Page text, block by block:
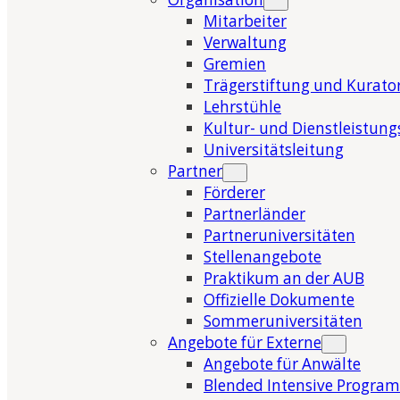
Mitarbeiter
Verwaltung
Gremien
Trägerstiftung und
Lehrstühle
Kultur- und
Universitätsleitung
Partner
Förderer
Partnerländer
Partneruniversitäten
Stellenangebote
Praktikum an der AUB
Offizielle Dokumente
Sommeruniversitäten
Angebote für Externe
Angebote für Anwälte
Blended Intensive Program